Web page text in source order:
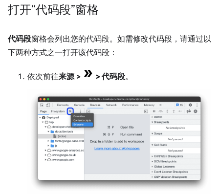
打开“代码段”窗格
代码段窗格会列出您的代码段。如需修改代码段，请通过以
下两种方式之一打开该代码段：
依次前往来源 > >代码段。